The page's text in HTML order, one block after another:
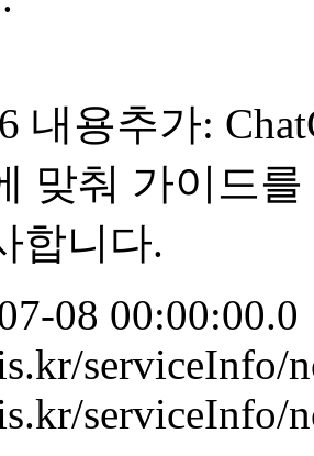
내용추가:
맞춰 가이드
합니다.
08 00:00:00.0
serviceInfo/
serviceInfo/